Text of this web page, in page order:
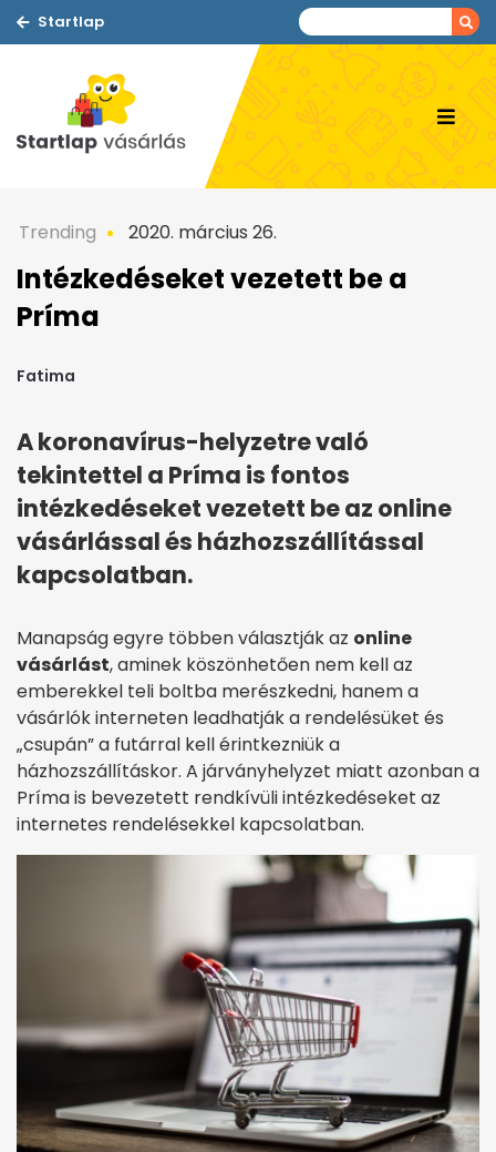
Startlap
Trending 2020. március 26.
Intézkedéseket vezetett be a
Príma
Fatima
A koronavírus-helyzetre való
tekintettel a Príma is fontos
intézkedéseket vezetett be az online
vásárlással és házhozszállítással
kapcsolatban.
Manapság egyre többen választják az online
vásárlást, aminek köszönhetően nem kell az
emberekkel teli boltba merészkedni, hanem a
vásárlók interneten leadhatják a rendelésüket és
„csupán” a futárral kell érintkezniük a
házhozszállításkor. A járványhelyzet miatt azonban a
Príma is bevezetett rendkívüli intézkedéseket az
internetes rendelésekkel kapcsolatban.